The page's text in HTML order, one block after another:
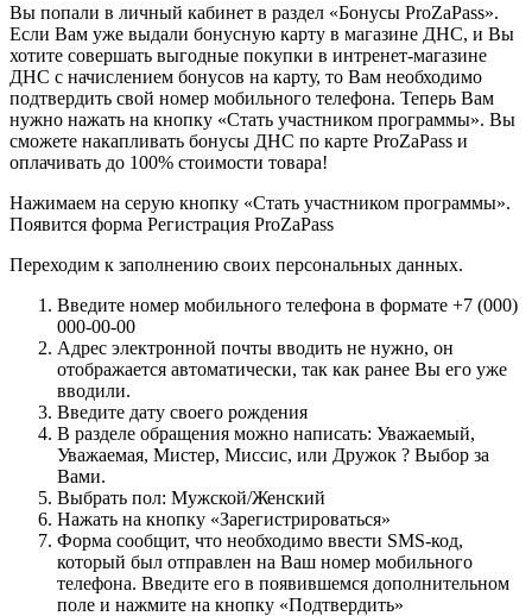
Вы попали в личный кабинет в раздел «Бонусы ProZaPass».
Если Вам уже выдали бонусную карту в магазине ДНС, и Вы
хотите совершать выгодные покупки в интренет-магазине
ДНС с начислением бонусов на карту, то Вам необходимо
подтвердить свой номер мобильного телефона. Теперь Вам
нужно нажать на кнопку «Стать участником программы». Вы
сможете накапливать бонусы ДНС по карте ProZaPass и
оплачивать до 100% стоимости товара!
Нажимаем на серую кнопку «Стать участником программы».
Появится форма Регистрация ProZaPass
Переходим к заполнению своих персональных данных.
Введите номер мобильного телефона в формате +7 (000)
000-00-00
Адрес электронной почты вводить не нужно, он
отображается автоматически, так как ранее Вы его уже
вводили.
Введите дату своего рождения
В разделе обращения можно написать: Уважаемый,
Уважаемая, Мистер, Миссис, или Дружок ? Выбор за
Вами.
Выбрать пол: Мужской/Женский
Нажать на кнопку «Зарегистрироваться»
Форма сообщит, что необходимо ввести SMS-код,
который был отправлен на Ваш номер мобильного
телефона. Введите его в появившемся дополнительном
поле и нажмите на кнопку «Подтвердить»